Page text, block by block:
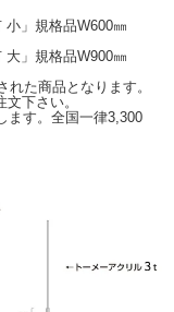
小」規格品W600㎜
大」規格品W900㎜
た商品となります。
下さい。
ます。全国一律3,300